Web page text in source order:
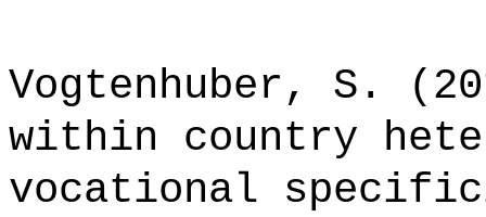
Vogtenhuber, S.
within country
vocational